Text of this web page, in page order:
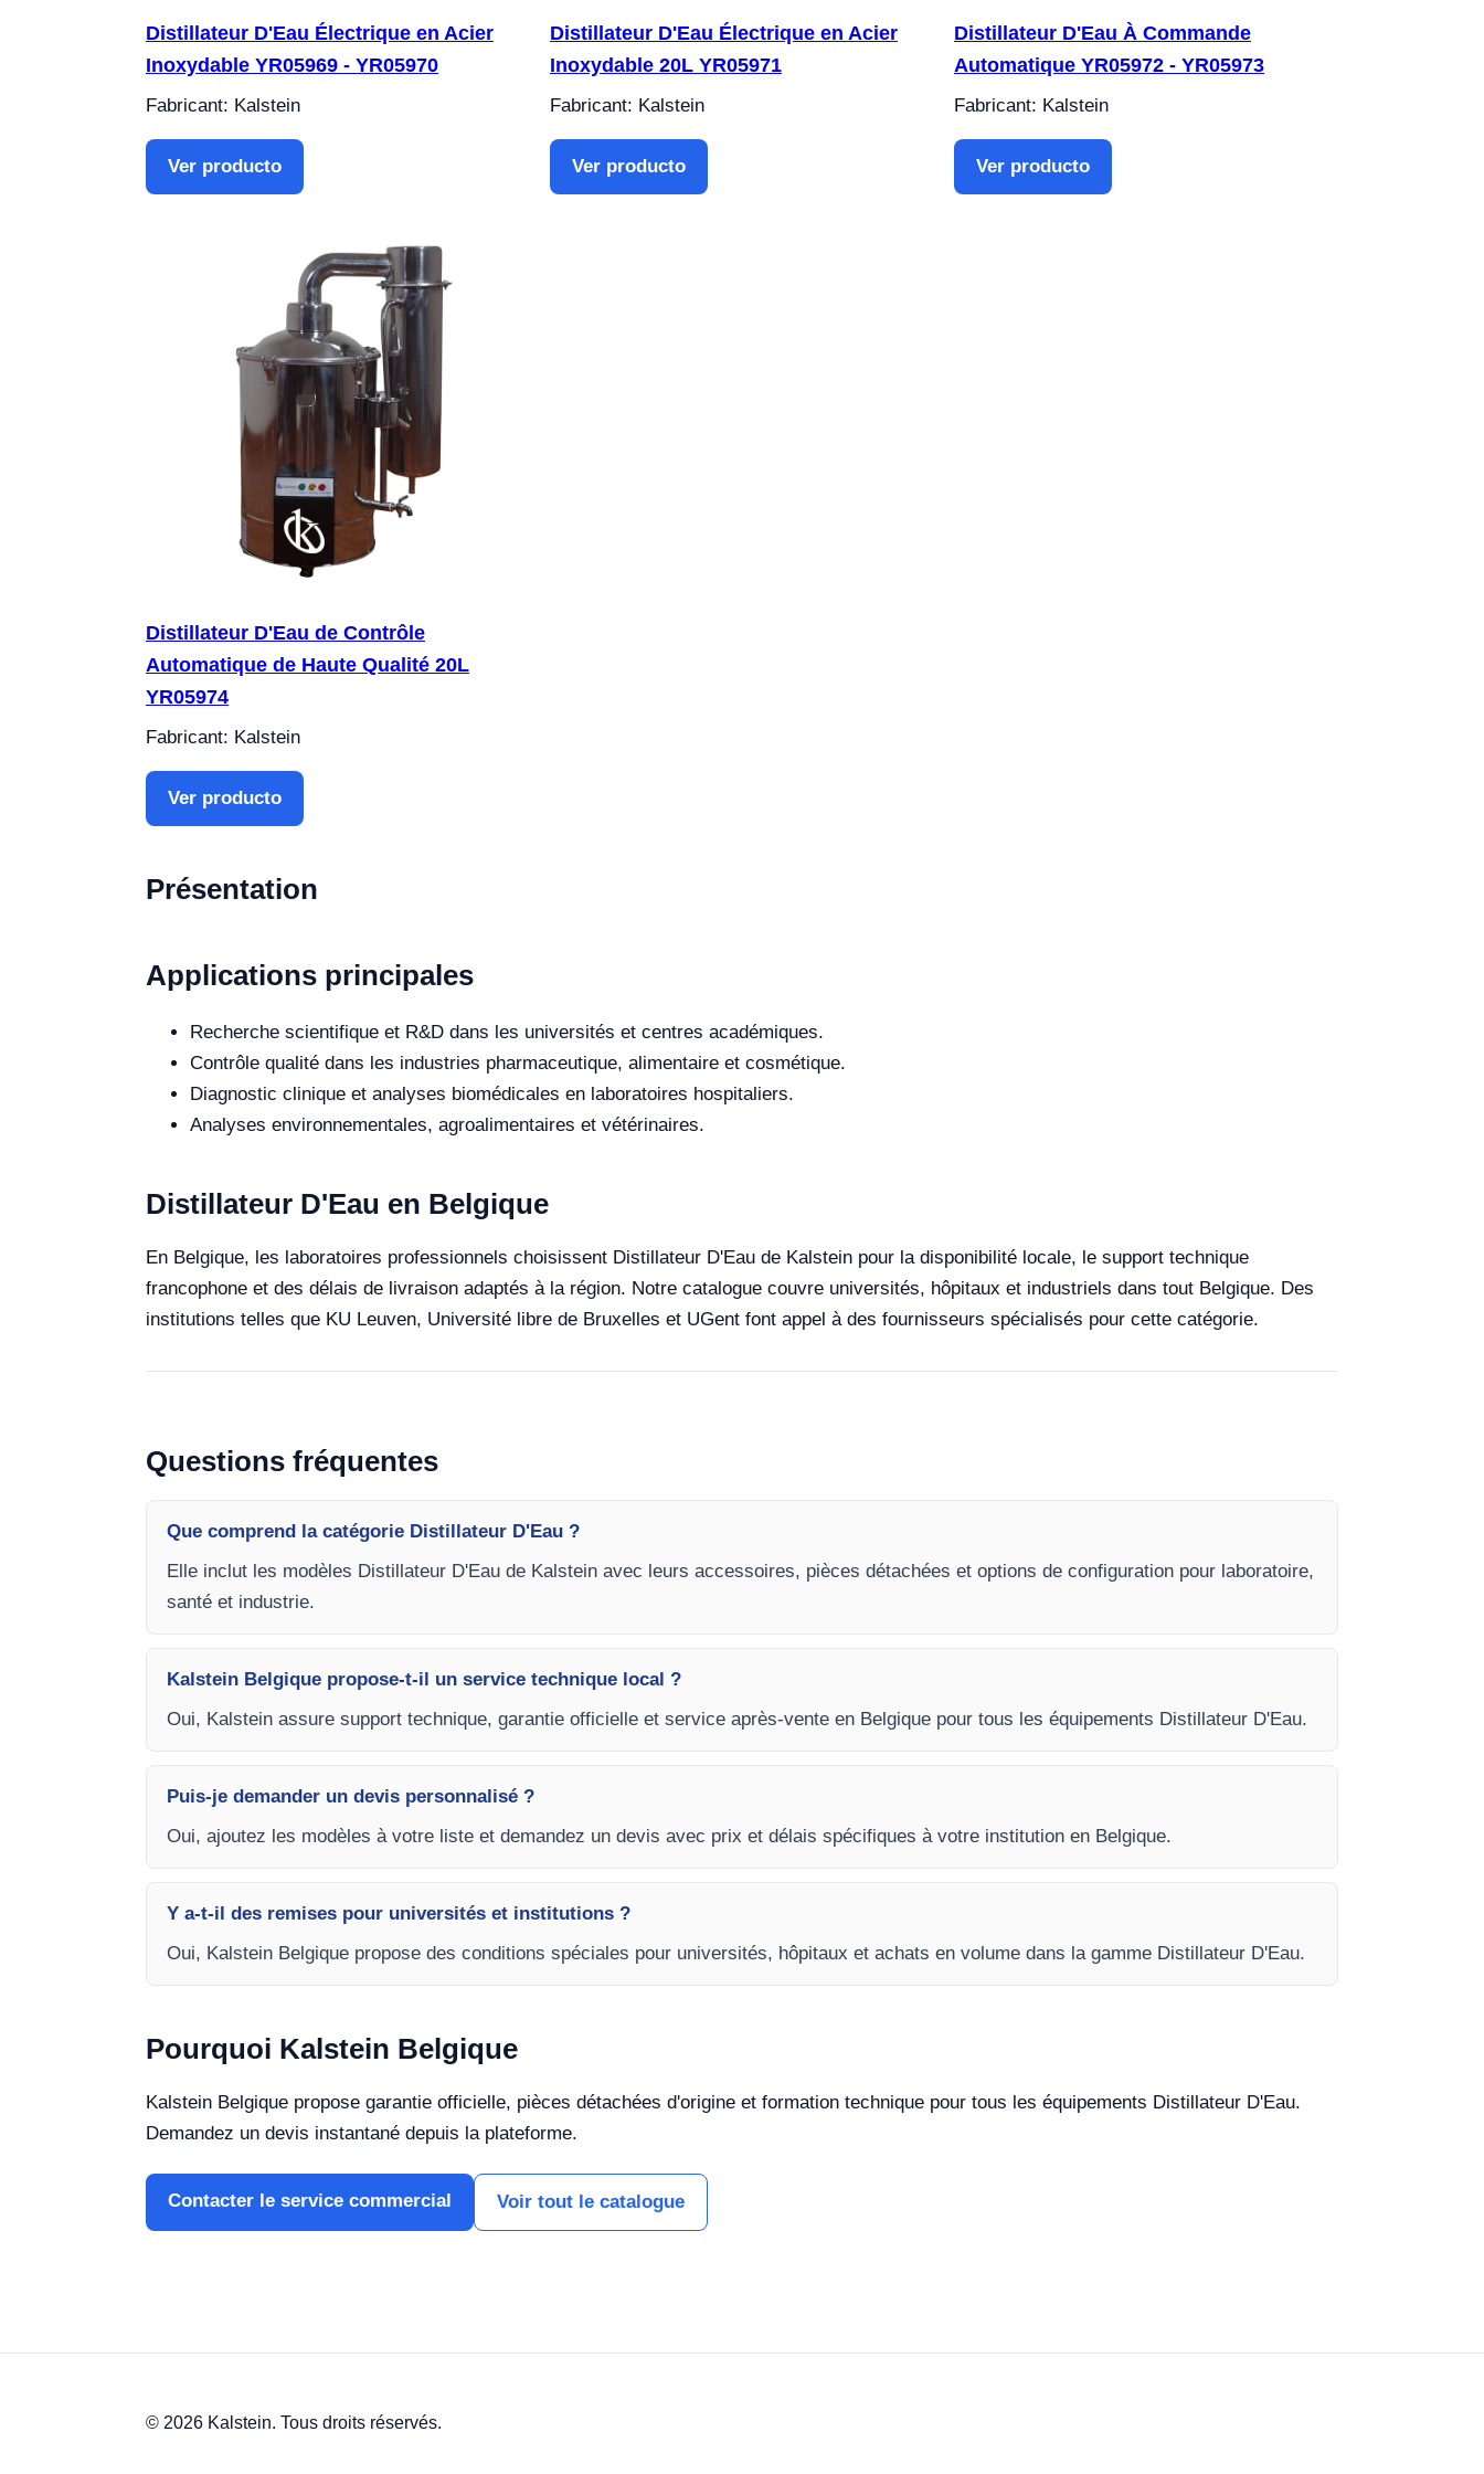
Distillateur D'Eau Électrique en Acier
Inoxydable YR05969 - YR05970
Fabricant: Kalstein
Ver producto
Distillateur D'Eau Électrique en Acier
Inoxydable 20L YR05971
Fabricant: Kalstein
Ver producto
Distillateur D'Eau À Commande
Automatique YR05972 - YR05973
Fabricant: Kalstein
Ver producto
Distillateur D'Eau de Contrôle
Automatique de Haute Qualité 20L
YR05974
Fabricant: Kalstein
Ver producto
Présentation
Applications principales
Recherche scientifique et R&D dans les universités et centres académiques.
Contrôle qualité dans les industries pharmaceutique, alimentaire et cosmétique.
Diagnostic clinique et analyses biomédicales en laboratoires hospitaliers.
Analyses environnementales, agroalimentaires et vétérinaires.
Distillateur D'Eau en Belgique
En Belgique, les laboratoires professionnels choisissent Distillateur D'Eau de Kalstein pour la disponibilité locale, le support technique
francophone et des délais de livraison adaptés à la région. Notre catalogue couvre universités, hôpitaux et industriels dans tout Belgique. Des
institutions telles que KU Leuven, Université libre de Bruxelles et UGent font appel à des fournisseurs spécialisés pour cette catégorie.
Questions fréquentes
Que comprend la catégorie Distillateur D'Eau ?
Elle inclut les modèles Distillateur D'Eau de Kalstein avec leurs accessoires, pièces détachées et options de configuration pour laboratoire,
santé et industrie.
Kalstein Belgique propose-t-il un service technique local ?
Oui, Kalstein assure support technique, garantie officielle et service après-vente en Belgique pour tous les équipements Distillateur D'Eau.
Puis-je demander un devis personnalisé ?
Oui, ajoutez les modèles à votre liste et demandez un devis avec prix et délais spécifiques à votre institution en Belgique.
Y a-t-il des remises pour universités et institutions ?
Oui, Kalstein Belgique propose des conditions spéciales pour universités, hôpitaux et achats en volume dans la gamme Distillateur D'Eau.
Pourquoi Kalstein Belgique
Kalstein Belgique propose garantie officielle, pièces détachées d'origine et formation technique pour tous les équipements Distillateur D'Eau.
Demandez un devis instantané depuis la plateforme.
Contacter le service commercial Voir tout le catalogue
© 2026 Kalstein. Tous droits réservés.